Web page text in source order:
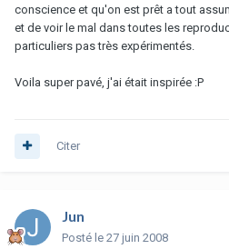
conscience et qu'on est prêt a tout
et de voir le mal dans toutes les
particuliers pas très expérimentés.
Voila super pavé, j'ai était inspirée :P
Citer
Jun
Posté le 27 juin 2008